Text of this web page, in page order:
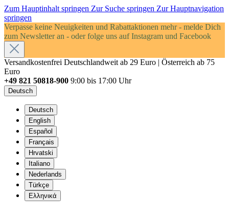
Zum Hauptinhalt springen Zur Suche springen Zur Hauptnavigation
springen
Verpasse keine Neuigkeiten und Rabattaktionen mehr - melde Dich
zum Newsletter an - oder folge uns auf Instagram und Facebook
Versandkostenfrei Deutschlandweit ab 29 Euro | Österreich ab 75
Euro
+49 821 50818-900 9:00 bis 17:00 Uhr
Deutsch
Deutsch
English
Español
Français
Hrvatski
Italiano
Nederlands
Türkçe
Ελληνικά